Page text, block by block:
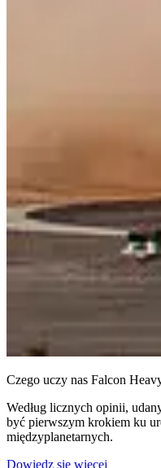
Czego uczy nas Falcon
Według licznych opinii,
być pierwszym krokiem ku
międzyplanetarnych.
Dowiedz się więcej